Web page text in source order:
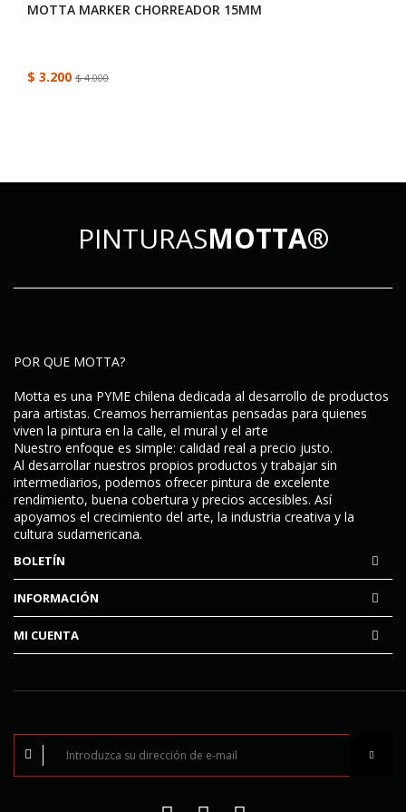
MOTTA MARKER CHORREADOR 15MM
$ 3.200 $ 4.000
PINTURASMOTTA®
POR QUE MOTTA?
Motta es una PYME chilena dedicada al desarrollo de productos
para artistas. Creamos herramientas pensadas para quienes
viven la pintura en la calle, el mural y el arte
Nuestro enfoque es simple: calidad real a precio justo.
Al desarrollar nuestros propios productos y trabajar sin
intermediarios, podemos ofrecer pintura de excelente
rendimiento, buena cobertura y precios accesibles. Así
apoyamos el crecimiento del arte, la industria creativa y la
cultura sudamericana.
BOLETÍN
INFORMACIÓN
MI CUENTA